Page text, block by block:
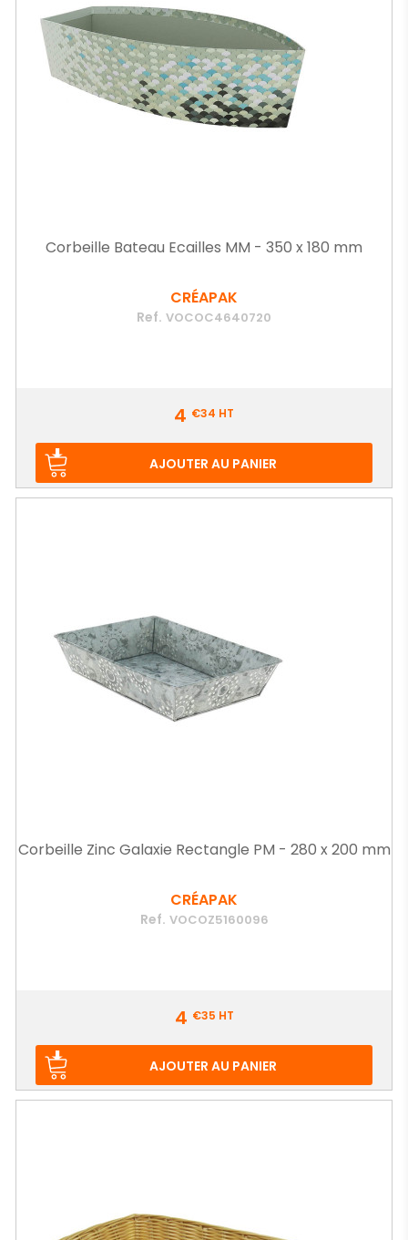
Corbeille Bateau Ecailles MM - 350 x 180 mm
CRÉAPAK
Ref. VOCOC4640720
4 €34 HT
AJOUTER AU PANIER
Corbeille Zinc Galaxie Rectangle PM - 280 x 200 mm
CRÉAPAK
Ref. VOCOZ5160096
4 €35 HT
AJOUTER AU PANIER